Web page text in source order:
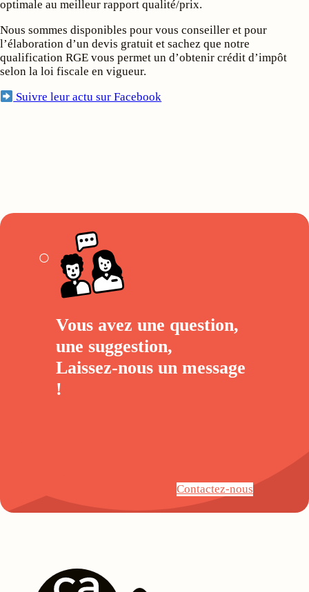
optimale au meilleur rapport qualité/prix.
Nous sommes disponibles pour vous conseiller et pour
l’élaboration d’un devis gratuit et sachez que notre
qualification RGE vous permet un d’obtenir crédit d’impôt
selon la loi fiscale en vigueur.
Suivre leur actu sur Facebook
Vous avez une question,
une suggestion,
Laissez-nous un message
!
Contactez-nous